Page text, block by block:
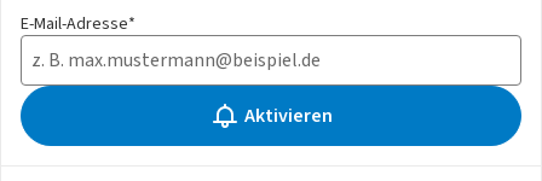
E-Mail-Adresse*
Aktivieren